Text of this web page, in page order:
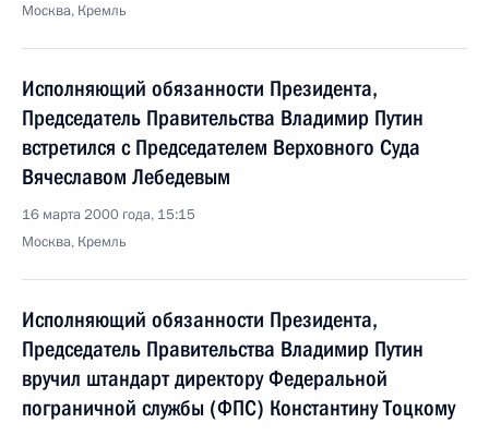
Москва, Кремль
Исполняющий обязанности Президента,
Председатель Правительства Владимир Путин
встретился с Председателем Верховного Суда
Вячеславом Лебедевым
16 марта 2000 года, 15:15
Москва, Кремль
Исполняющий обязанности Президента,
Председатель Правительства Владимир Путин
вручил штандарт директору Федеральной
пограничной службы (ФПС) Константину Тоцкому